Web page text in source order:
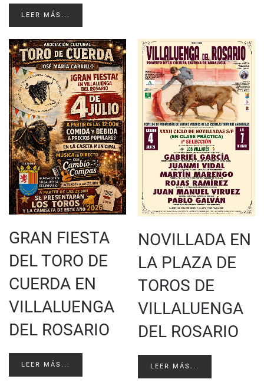
LEER MÁS...
GRAN FIESTA
DEL TORO DE
CUERDA EN
VILLALUENGA
DEL ROSARIO
LEER MÁS...
NOVILLADA EN
LA PLAZA DE
TOROS DE
VILLALUENGA
DEL ROSARIO
LEER MÁS...